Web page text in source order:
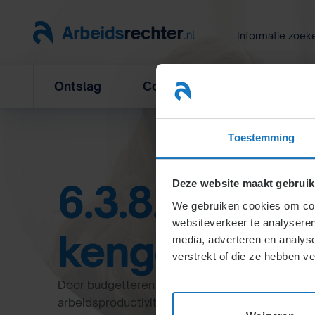
Toestemming
Deze website maakt
We gebruiken cookies om
websiteverkeer te
media, adverteren en
verstrekt of die ze hebben
inhoud
Informatie
Ontslag Concurrentiebeding
6.3.8.3.
kengetallen
Door budgetteren en kengetallen zoals
arbeidsproductiviteit te monitoren, krijgen